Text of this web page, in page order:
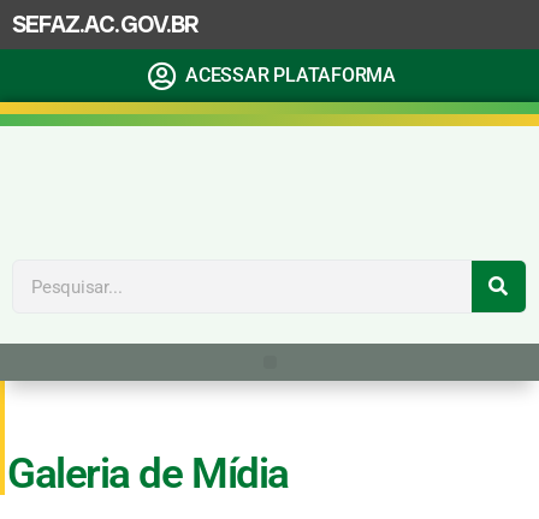
SEFAZ.AC.GOV.BR
ACESSAR PLATAFORMA
Galeria de Mídia